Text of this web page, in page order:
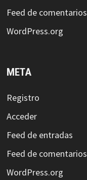
Feed de comentarios
WordPress.org
META
Registro
Acceder
Feed de entradas
Feed de comentarios
WordPress.org